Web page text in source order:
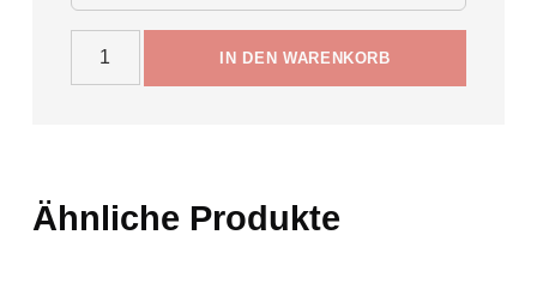
Selbstklebende Markierungspunkte Menge
IN DEN WARENKORB
Ähnliche Produkte